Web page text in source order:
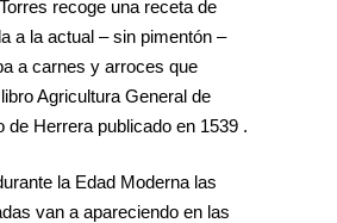
recoge una receta de
a la actual – sin pimentón –
a carnes y arroces que
Agricultura General de
de Herrera publicado en 1539 .
la Edad Moderna las
van a apareciendo en las